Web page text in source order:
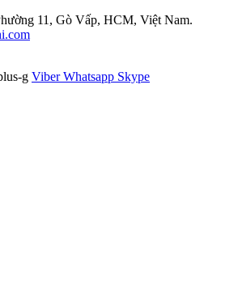
11, Gò Vấp, HCM, Việt Nam.
g Viber Whatsapp Skype